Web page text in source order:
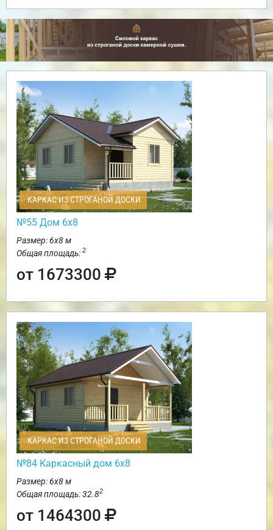
КАРКАС ИЗ СТРОГАНОЙ ДОСКИ
№55 Дом 6х8
Размер: 6х8 м
Общая площадь: 2
от 1673300
КАРКАС ИЗ СТРОГАНОЙ ДОСКИ
№84 Каркасный дом 6х8
Размер: 6х8 м
Общая площадь: 32.82
от 1464300